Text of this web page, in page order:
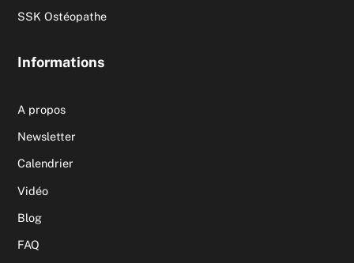
SSK Ostéopathe
Informations
A propos
Newsletter
Calendrier
Vidéo
Blog
FAQ